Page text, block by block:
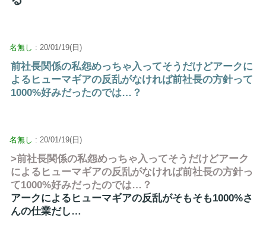
名無し : 20/01/19(日)
前社長関係の私怨めっちゃ入ってそうだけどアークに
よるヒューマギアの反乱がなければ前社長の方針って
1000%好みだったのでは…？
名無し : 20/01/19(日)
>前社長関係の私怨めっちゃ入ってそうだけどアーク
によるヒューマギアの反乱がなければ前社長の方針っ
て1000%好みだったのでは…？
アークによるヒューマギアの反乱がそもそも1000%さ
んの仕業だし…